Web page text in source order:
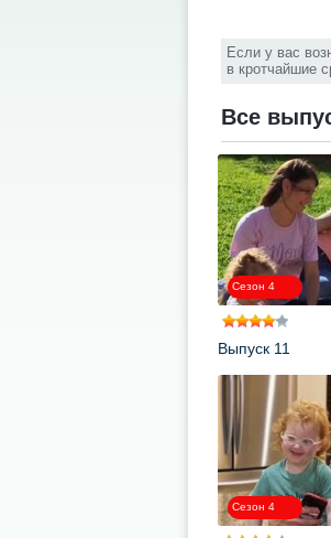
Если у вас
в кротчайшие
Все
Сезон 4
Выпуск 11
Сезон 4